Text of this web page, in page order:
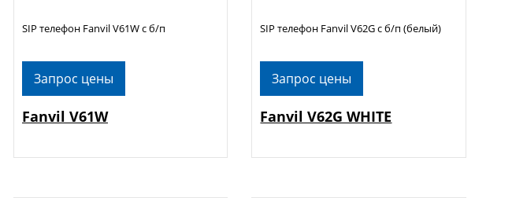
Запрос цены
Fanvil V61W
SIP телефон Fanvil V61W c б/п
Запрос цены
Fanvil V62G WHITE
SIP телефон Fanvil V62G с б/п (белый)